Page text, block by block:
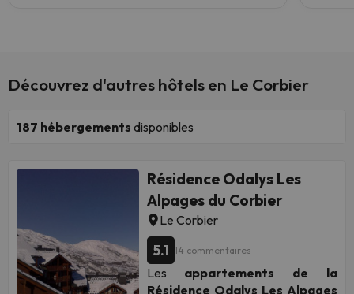
Découvrez d'autres hôtels en Le Corbier
187 hébergements disponibles
Résidence Odalys Les
Alpages du Corbier
Le Corbier
5.1 14 commentaires
Les appartements de la
Résidence Odalys Les Alpages